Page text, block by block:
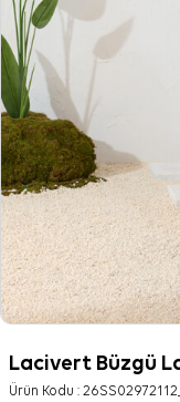
Lacivert Büzgü
Ürün Kodu :